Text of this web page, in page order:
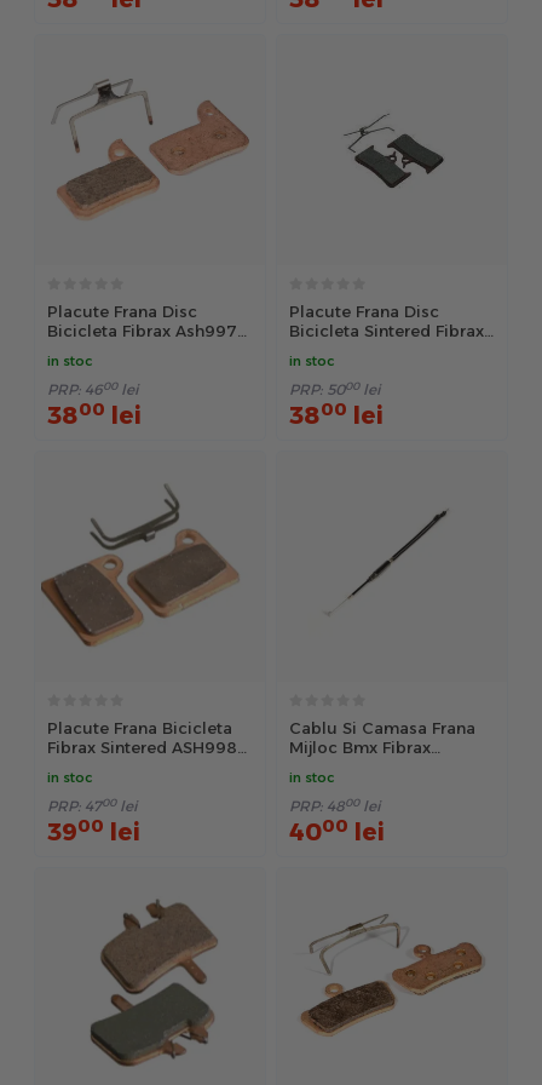
Placute Frana Disc
Bicicleta Fibrax Ash997S
in stoc
PRP: 4600 lei
3800 lei
Placute Frana Disc
Bicicleta Sintered Fibrax
in stoc
PRP: 5000 lei
3800 lei
Placute Frana Bicicleta
Fibrax Sintered ASH998S
in stoc
PRP: 4700 lei
3900 lei
Cablu Si Camasa Frana
Mijloc Bmx Fibrax
in stoc
PRP: 4800 lei
4000 lei